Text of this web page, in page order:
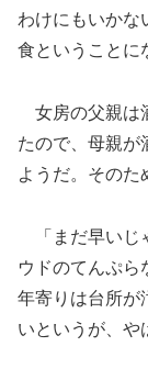
わけにもいかな
食ということに
女房の父親は
たので、母親が
ようだ。そのた
「まだ早いじ
ウドのてんぷら
年寄りは台所が
いというが、や